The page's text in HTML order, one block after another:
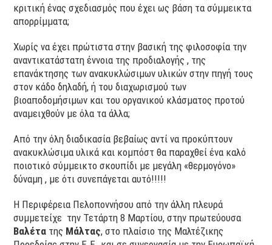
κριτική ένας σχεδιασμός που έχει ως βάση τα σύμμεικτα
απορρίμματα;
Χωρίς να έχει πρώτιστα στην βασική της φιλοσοφία την
αναντικατάστατη έννοια της προδιαλογής , της
επανάκτησης των ανακυκλώσιμων υλικών στην πηγή τους
στον κάδο δηλαδή, ή του διαχωρισμού των
βιοαποδομήσιμων και του οργανικού κλάσματος προτού
αναμειχθούν με όλα τα άλλα;
Από την όλη διαδικασία βεβαίως αντί να προκύπτουν
ανακυκλώσιμα υλικά και κομπόστ θα παραχθεί ένα καλό
ποιοτικό σύμμεικτο σκουπίδι με μεγάλη «θερμογόνο»
δύναμη , με ότι συνεπάγεται αυτό!!!!!
Η Περιφέρεια Πελοποννήσου από την άλλη πλευρά
συμμετείχε την Τετάρτη 8 Μαρτίου, στην πρωτεύουσα
Βαλέτα της Μάλτας, στο πλαίσιο της Μαλτέζικης